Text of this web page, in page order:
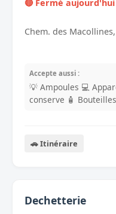
🔴 Fermé aujourd'hui
Chem. des
Accepte aussi :
💡 Ampoules 💻
conserve 🧴
🚗 Itinéraire
Dechetterie